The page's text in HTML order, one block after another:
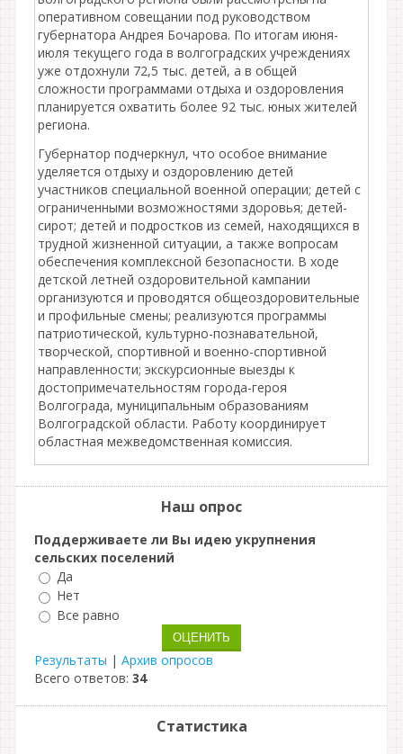
оперативном совещании под руководством
губернатора Андрея Бочарова. По итогам июня-
июля текущего года в волгоградских учреждениях
уже отдохнули 72,5 тыс. детей, а в общей
сложности программами отдыха и оздоровления
планируется охватить более 92 тыс. юных жителей
региона.
Губернатор подчеркнул, что особое внимание
уделяется отдыху и оздоровлению детей
участников специальной военной операции; детей с
ограниченными возможностями здоровья; детей-
сирот; детей и подростков из семей, находящихся в
трудной жизненной ситуации, а также вопросам
обеспечения комплексной безопасности. В ходе
детской летней оздоровительной кампании
организуются и проводятся общеоздоровительные
и профильные смены; реализуются программы
патриотической, культурно-познавательной,
творческой, спортивной и военно-спортивной
направленности; экскурсионные выезды к
достопримечательностям города-героя
Волгограда, муниципальным образованиям
Волгоградской области. Работу координирует
областная межведомственная комиссия.
Наш опрос
Поддерживаете ли Вы идею укрупнения
сельских поселений
Да
Нет
Все равно
Результаты | Архив опросов
Всего ответов: 34
Статистика